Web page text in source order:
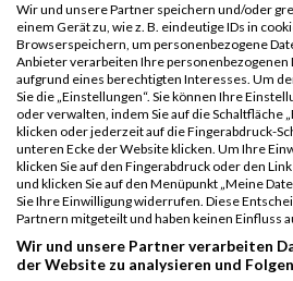
Wir und unsere Partner speichern und/oder
einem Gerät zu, wie z. B. eindeutige IDs in
Browserspeichern, um personenbezogene
Anbieter verarbeiten Ihre
aufgrund eines berechtigten Interesses. Um
Sie die „Einstellungen“. Sie können Ihre
oder verwalten, indem Sie auf die Schaltfläche
klicken oder jederzeit auf die Fingerabdruck-
unteren Ecke der Website klicken. Um Ihre
klicken Sie auf den Fingerabdruck oder den
und klicken Sie auf den Menüpunkt „Meine
Sie Ihre Einwilligung widerrufen. Diese
Partnern mitgeteilt und haben keinen Einfluss
Wir und unsere Partner verarbeiten
der Website zu analysieren und